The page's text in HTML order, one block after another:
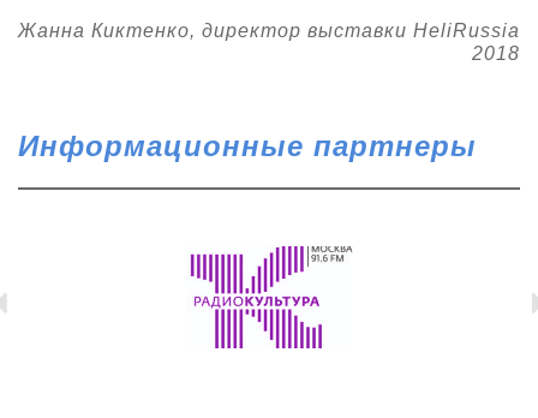
Жанна Киктенко, директор выставки HeliRussia
2018
Информационные партнеры